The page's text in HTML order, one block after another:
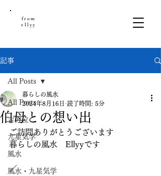
from
ellyy
記事
All Posts
吉方位
九星気学
風水
風水・九星気学
All Posts
伯母との想い出
暮らしの風水
2024年8月16日 読了時間: 5分
ご訪問ありがとうございます
暮らしの風水　Ellyyです
／